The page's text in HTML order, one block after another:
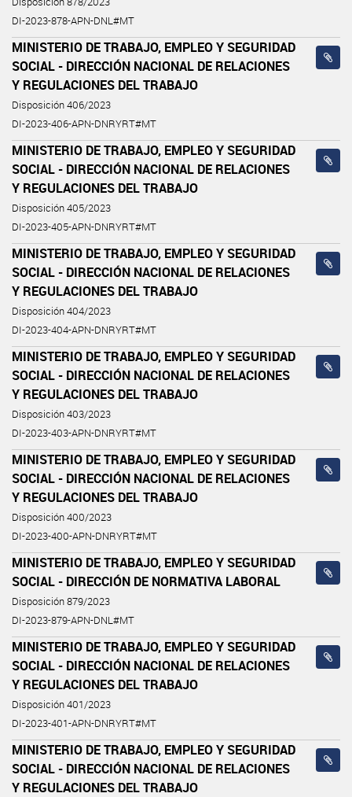
DI-2023-878-APN-DNL#MT
MINISTERIO DE TRABAJO, EMPLEO Y SEGURIDAD
SOCIAL - DIRECCIÓN NACIONAL DE RELACIONES
Y REGULACIONES DEL TRABAJO
Disposición 406/2023
DI-2023-406-APN-DNRYRT#MT
MINISTERIO DE TRABAJO, EMPLEO Y SEGURIDAD
SOCIAL - DIRECCIÓN NACIONAL DE RELACIONES
Y REGULACIONES DEL TRABAJO
Disposición 405/2023
DI-2023-405-APN-DNRYRT#MT
MINISTERIO DE TRABAJO, EMPLEO Y SEGURIDAD
SOCIAL - DIRECCIÓN NACIONAL DE RELACIONES
Y REGULACIONES DEL TRABAJO
Disposición 404/2023
DI-2023-404-APN-DNRYRT#MT
MINISTERIO DE TRABAJO, EMPLEO Y SEGURIDAD
SOCIAL - DIRECCIÓN NACIONAL DE RELACIONES
Y REGULACIONES DEL TRABAJO
Disposición 403/2023
DI-2023-403-APN-DNRYRT#MT
MINISTERIO DE TRABAJO, EMPLEO Y SEGURIDAD
SOCIAL - DIRECCIÓN NACIONAL DE RELACIONES
Y REGULACIONES DEL TRABAJO
Disposición 400/2023
DI-2023-400-APN-DNRYRT#MT
MINISTERIO DE TRABAJO, EMPLEO Y SEGURIDAD
SOCIAL - DIRECCIÓN DE NORMATIVA LABORAL
Disposición 879/2023
DI-2023-879-APN-DNL#MT
MINISTERIO DE TRABAJO, EMPLEO Y SEGURIDAD
SOCIAL - DIRECCIÓN NACIONAL DE RELACIONES
Y REGULACIONES DEL TRABAJO
Disposición 401/2023
DI-2023-401-APN-DNRYRT#MT
MINISTERIO DE TRABAJO, EMPLEO Y SEGURIDAD
SOCIAL - DIRECCIÓN NACIONAL DE RELACIONES
Y REGULACIONES DEL TRABAJO